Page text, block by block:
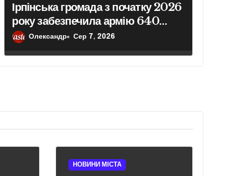
Ірпінська громада з початку 2026
року забезпечила армію 640
одиницями техніки
Олександр Сер 7, 2026
НОВИНИ МІСТА